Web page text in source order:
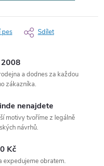
pes Sdílet
a dodnes za každou
zákazníka.
nenajdete
motivy tvoříme z legálně
návrhů.
Kč
expedujeme obratem.